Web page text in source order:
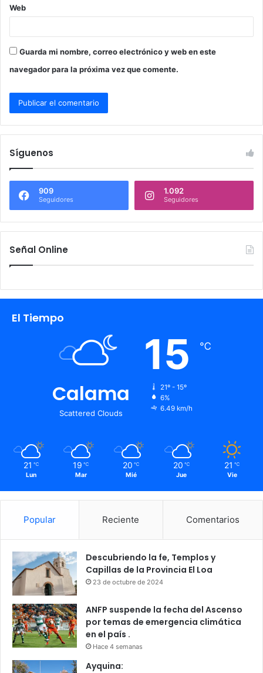
Web
Guarda mi nombre, correo electrónico y web en este
navegador para la próxima vez que comente.
Síguenos
909
Seguidores
1.092
Seguidores
Señal Online
El Tiempo
Calama
Scattered Clouds
15 ℃
21º - 15º
6%
6.49 km/h
21 ℃
Lun
19 ℃
Mar
20 ℃
Mié
20 ℃
Jue
21 ℃
Vie
Popular Reciente Comentarios
Descubriendo la fe, Templos y
Capillas de la Provincia El Loa
23 de octubre de 2024
ANFP suspende la fecha del Ascenso
por temas de emergencia climática
en el país .
Hace 4 semanas
Ayquina: